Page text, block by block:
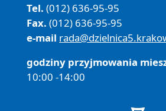
Tel. (012) 636-95-95
Fax. (012) 636-95-95
e-mail
godziny przyjmowania
10:00 -14:00